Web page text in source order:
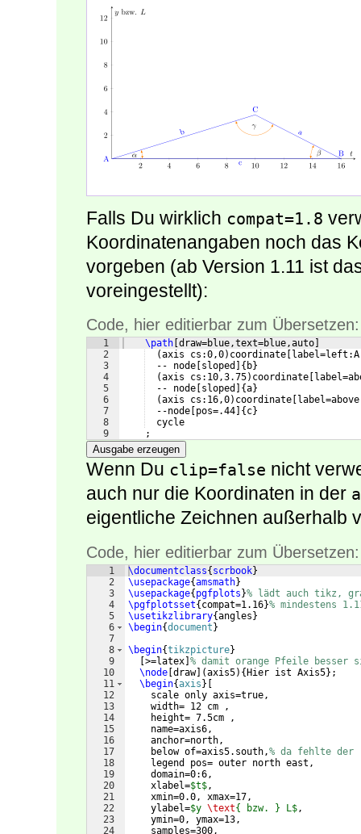
Falls Du wirklich compat=1.8
Koordinatenangaben noch das
vorgeben (ab Version 1.11 ist
voreingestellt):
Code, hier editierbar zum Übersetzen:
1
2
3
4
5
6
7
8
9
\path draw=blue,text=blue,auto
(axis cs:0,0) coordinate label=left:A
  -- node
sloped { b}
(axis cs:10,3.75) coordinate
  -- node
sloped {a}
(axis cs:16,0) coordinate
  --node
pos=.44 { c}
  cycle
    ;
Ausgabe erzeugen
Wenn Du clip=false nicht
auch nur die Koordinaten in der
eigentliche Zeichnen außerhalb
Code, hier editierbar zum Übersetzen:
1
2
3
4
5
6
7
8
9
10
11
12
13
14
15
16
17
18
19
20
21
22
23
24
\documentclass{ scrbook}
\usepackage{amsmath}
\usepackage{ pgfplots }% lädt auch tikz,
\pgfplotsset{ compat=1.16}% mindestens
\usetikzlibrary{angles }
\begin{document }
\begin{tikzpicture}
>=latex % damit orange Pfeile besser
\node draw] (axis5) { Hier ist Axis5} ;
\begin{axis }
    scale only axis=true,
    width= 12 cm ,
    height= 7.5cm ,
    name=axis6,
    anchor=north,
    below of=axis5.south,
% da fehlte der
    legend pos= outer north east,
    domain=0:6,
    xlabel=
$t$,
    xmin=0.0, xmax=17,
    ylabel=
$y \text{ bzw. } L$,
    ymin=0, ymax=13,
    samples=300,